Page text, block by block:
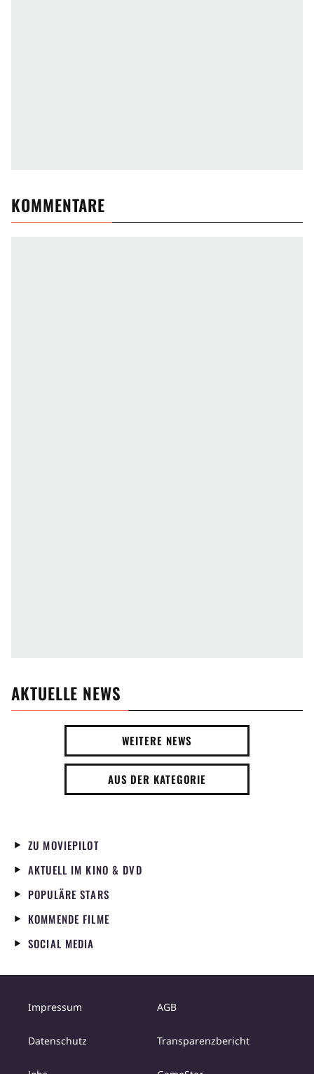
KOMMENTARE
AKTUELLE NEWS
WEITERE NEWS
AUS DER KATEGORIE
ZU MOVIEPILOT
AKTUELL IM KINO & DVD
POPULÄRE STARS
KOMMENDE FILME
SOCIAL MEDIA
Impressum AGB
Datenschutz Transparenzbericht